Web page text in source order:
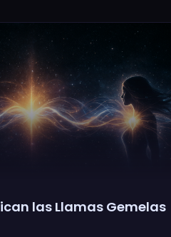
las Llamas Gemelas